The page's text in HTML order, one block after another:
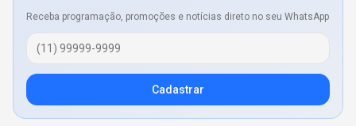
Receba programação, promoções e notícias direto no seu WhatsApp
Cadastrar